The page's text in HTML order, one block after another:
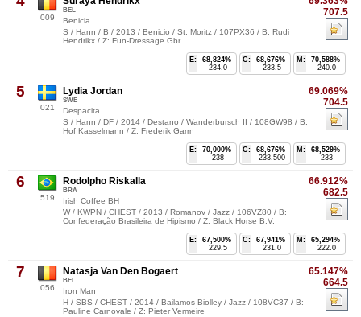
009
707.5
BEL
Benicia
S / Hann / B / 2013 / Benicio / St. Moritz / 107PX36 / B: Rudi
Hendrikx / Z: Fun-Dressage Gbr
M:
70,588%
240.0
C:
68,676%
233.5
E:
68,824%
234.0
5
021
69.069%
704.5
Lydia Jordan
SWE
Despacita
S / Hann / DF / 2014 / Destano / Wanderbursch II / 108GW98 / B:
Hof Kasselmann / Z: Frederik Garrn
M:
68,529%
233
C:
68,676%
233.500
E:
70,000%
238
6
519
66.912%
682.5
Rodolpho Riskalla
BRA
Irish Coffee BH
W / KWPN / CHEST / 2013 / Romanov / Jazz / 106VZ80 / B:
Confederação Brasileira de Hipismo / Z: Black Horse B.V.
M:
65,294%
222.0
C:
67,941%
231.0
E:
67,500%
229.5
7
056
65.147%
664.5
Natasja Van Den Bogaert
BEL
Iron Man
H / SBS / CHEST / 2014 / Bailamos Biolley / Jazz / 108VC37 / B:
Pauline Carnovale / Z: Pieter Vermeire